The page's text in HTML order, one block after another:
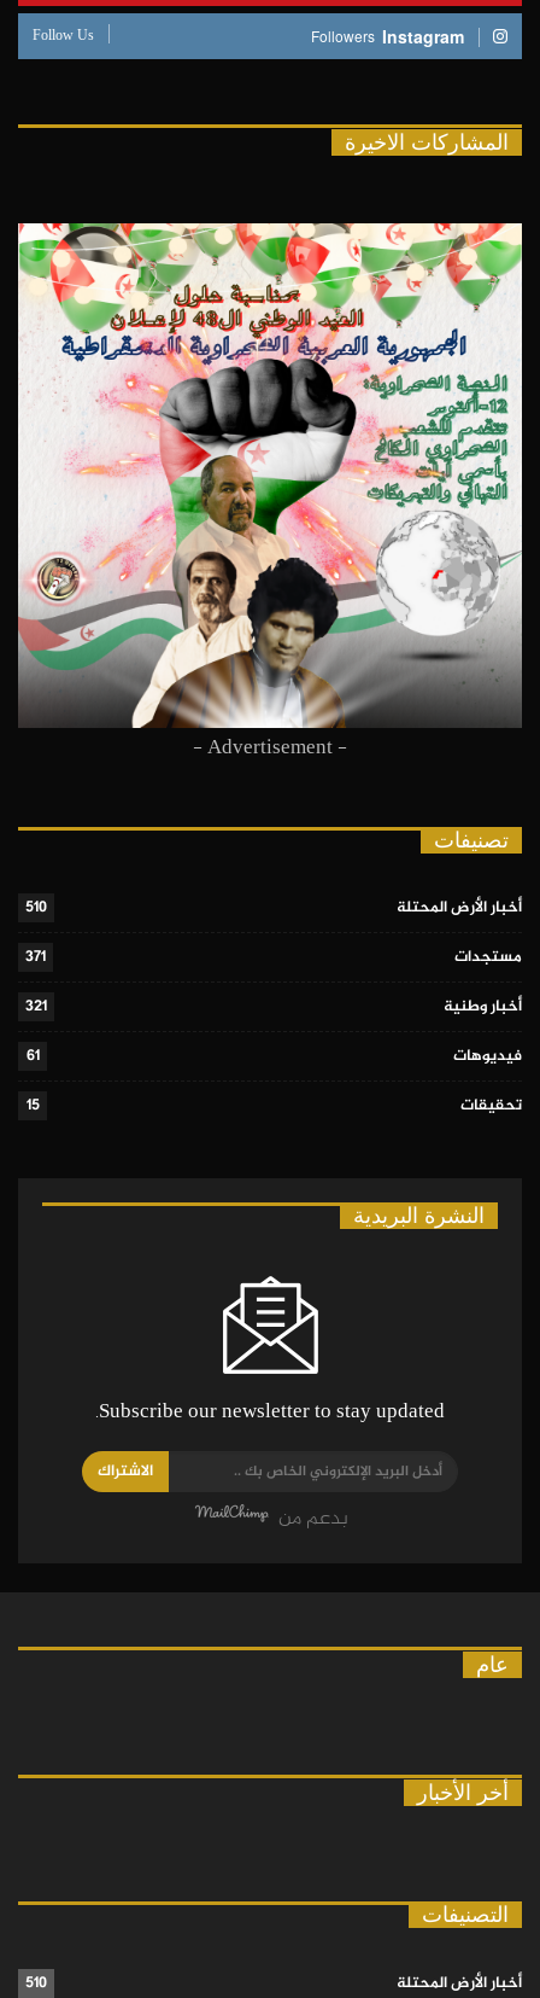
Instagram
Followers
Follow Us
المشاركات الاخيرة
- Advertisement -
تصنيفات
أخبار الأرض المحتلة
510
مستجدات
371
أخبار وطنية
321
فيديوهات
61
تحقيقات
15
النشرة البريدية
Subscribe our newsletter to stay updated.
الاشتراك
بدعم من
عام
أخر الأخبار
التصنيفات
أخبار الأرض المحتلة 510